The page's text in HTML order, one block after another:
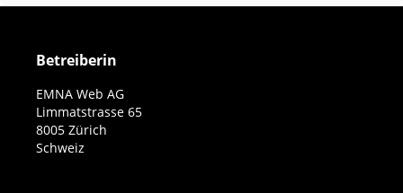
Betreiberin
EMNA Web AG
Limmatstrasse 65
8005 Zürich
Schweiz